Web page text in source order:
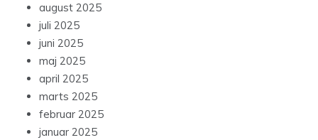
august 2025
juli 2025
juni 2025
maj 2025
april 2025
marts 2025
februar 2025
januar 2025